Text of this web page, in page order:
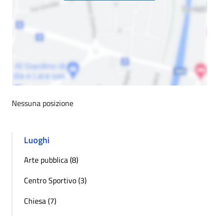
Nessuna posizione
Luoghi
Arte pubblica (8)
Centro Sportivo (3)
Chiesa (7)